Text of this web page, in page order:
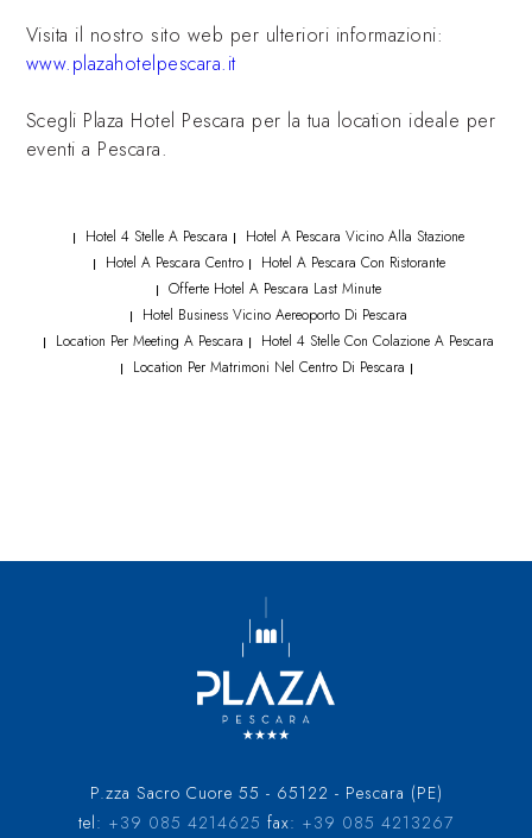
Visita il nostro sito web per ulteriori informazioni:
www.plazahotelpescara.it
Scegli Plaza Hotel Pescara per la tua location ideale per
eventi a Pescara.
| Hotel 4 Stelle A Pescara | Hotel A Pescara Vicino Alla Stazione
| Hotel A Pescara Centro| Hotel A Pescara Con Ristorante
| Offerte Hotel A Pescara Last Minute
| Hotel Business Vicino Aereoporto Di Pescara
| Location Per Meeting A Pescara | Hotel 4 Stelle Con Colazione A Pescara
| Location Per Matrimoni Nel Centro Di Pescara |
P.zza Sacro Cuore 55 - 65122 - Pescara (PE)
tel: +39 085 4214625 fax: +39 085 4213267